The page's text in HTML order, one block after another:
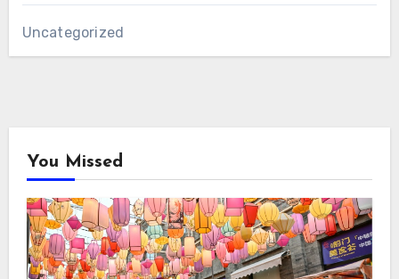
Uncategorized
You Missed